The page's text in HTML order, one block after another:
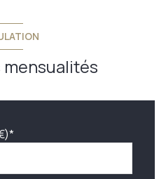
mensualités